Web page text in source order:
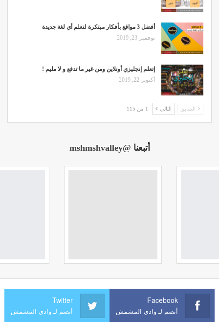
أفضل 3 مواقع بأفكار مبتكرة لتعلم أي لغة جديدة
نوفمبر 23, 2019
إتعلم إنجليزي أونلاين ومن غير ما تدفع و لا مليم !
أكتوبر 22, 2019
السابق التالي 1 من 115
أتبعنا @mshmshvalley
Facebook
أنضم لـ وادي المشمش
Twitter
أنضم لـ وادي المشمش